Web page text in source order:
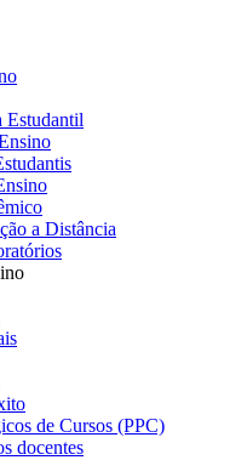
Estudantil
a Distância
de Cursos (PPC)
docentes